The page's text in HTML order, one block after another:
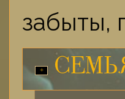
забыты,